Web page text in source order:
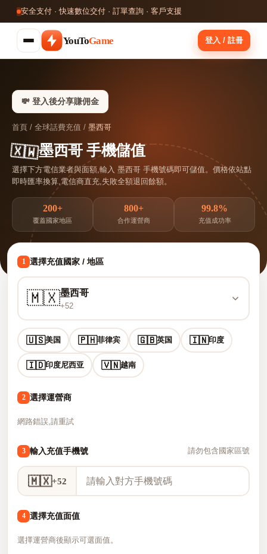
安全支付 · 快速數位交付 · 訂單查詢 · 客戶支援
YouToGame 登入 / 註冊
💸 登入後分享賺佣金
首頁 / 全球話費充值 / 墨西哥
🇲🇽墨西哥 手機儲值
選擇下方電信業者與面額,輸入 墨西哥 手機號碼即可儲值。價格依站點
即時匯率換算,電信商直充,失敗全額退回餘額。
200+
覆蓋國家地區
800+
合作運營商
99.8%
充值成功率
1 選擇充值國家 / 地區
🇲🇽墨西哥
+52
🇺🇸美国 🇵🇭菲律宾 🇬🇧英国 🇮🇳印度
🇮🇩印度尼西亚 🇻🇳越南
2 選擇運營商
網路錯誤,請重試
3 輸入充值手機號 請勿包含國家區號
🇲🇽+52
4 選擇充值面值
選擇運營商後顯示可選面值。